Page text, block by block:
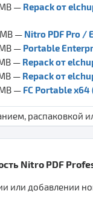
— Repack от
— Nitro PDF Pro /
— Portable
— Repack от
— Repack от
— FC Portable x64
распаковкой
Nitro PDF
или добавлении